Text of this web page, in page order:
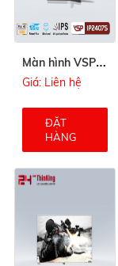
M
àn hình VSP 24inch IP2407S
Giá: Liên hệ
ĐẶT
HÀNG